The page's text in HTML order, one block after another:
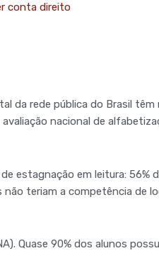
conta direito
da rede pública do Brasil têm
nacional de
estagnação em leitura: 56%
teriam a competência de
Quase 90% dos alunos